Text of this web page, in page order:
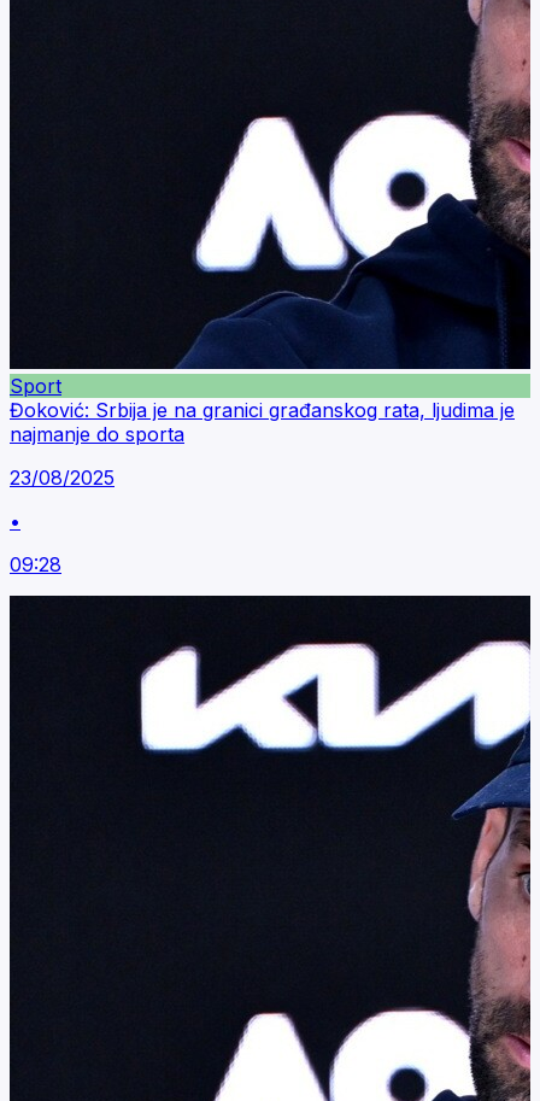
Sport
Đoković: Srbija je na granici građanskog rata, ljudima je
najmanje do sporta
23/08/2025
•
09:28